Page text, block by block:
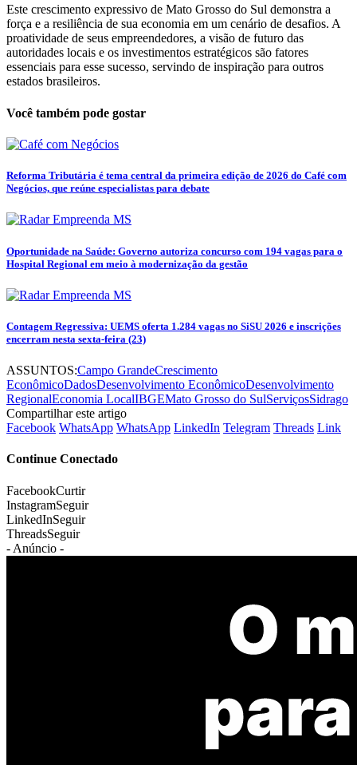
Este crescimento expressivo de Mato Grosso do Sul demonstra a
força e a resiliência de sua economia em um cenário de desafios. A
proatividade de seus empreendedores, a visão de futuro das
autoridades locais e os investimentos estratégicos são fatores
essenciais para esse sucesso, servindo de inspiração para outros
estados brasileiros.
Você também pode gostar
Reforma Tributária é tema central da primeira edição de 2026 do Café com
Negócios, que reúne especialistas para debate
Oportunidade na Saúde: Governo autoriza concurso com 194 vagas para o
Hospital Regional em meio à modernização da gestão
Contagem Regressiva: UEMS oferta 1.284 vagas no SiSU 2026 e inscrições
encerram nesta sexta-feira (23)
ASSUNTOS:Campo GrandeCrescimento
EconômicoDadosDesenvolvimento EconômicoDesenvolvimento
RegionalEconomia LocalIBGEMato Grosso do SulServiçosSidrago
Compartilhar este artigo
Facebook WhatsApp WhatsApp LinkedIn Telegram Threads Link
Continue Conectado
FacebookCurtir
InstagramSeguir
LinkedInSeguir
ThreadsSeguir
- Anúncio -